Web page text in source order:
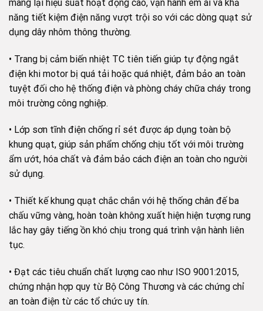
mang lại hiệu suất hoạt động cao, vận hành êm ái và khả
năng tiết kiệm điện năng vượt trội so với các dòng quạt sử
dụng dây nhôm thông thường.
• Trang bị cảm biến nhiệt TC tiên tiến giúp tự động ngắt
điện khi motor bị quá tải hoặc quá nhiệt, đảm bảo an toàn
tuyệt đối cho hệ thống điện và phòng cháy chữa cháy trong
môi trường công nghiệp.
• Lớp sơn tĩnh điện chống rỉ sét được áp dụng toàn bộ
khung quạt, giúp sản phẩm chống chịu tốt với môi trường
ẩm ướt, hóa chất và đảm bảo cách điện an toàn cho người
sử dụng.
• Thiết kế khung quạt chắc chắn với hệ thống chân đế ba
chấu vững vàng, hoàn toàn không xuất hiện hiện tượng rung
lắc hay gây tiếng ồn khó chịu trong quá trình vận hành liên
tục.
• Đạt các tiêu chuẩn chất lượng cao như ISO 9001:2015,
chứng nhận hợp quy từ Bộ Công Thương và các chứng chỉ
an toàn điện từ các tổ chức uy tín.